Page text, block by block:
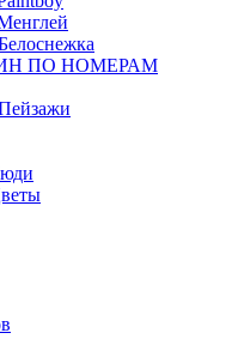
ПО НОМЕРАМ